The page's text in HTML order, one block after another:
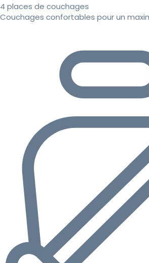
4 places de couchages
Couchages confortables pour un